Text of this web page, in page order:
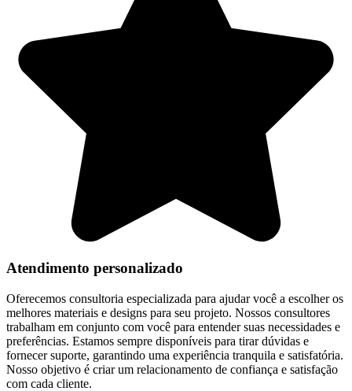
Atendimento personalizado
Oferecemos consultoria especializada para ajudar você a escolher os
melhores materiais e designs para seu projeto. Nossos consultores
trabalham em conjunto com você para entender suas necessidades e
preferências. Estamos sempre disponíveis para tirar dúvidas e
fornecer suporte, garantindo uma experiência tranquila e satisfatória.
Nosso objetivo é criar um relacionamento de confiança e satisfação
com cada cliente.